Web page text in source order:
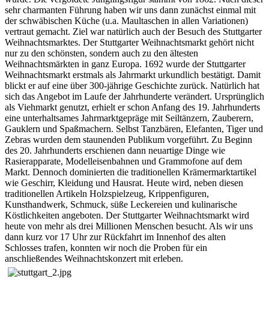
sehr charmanten Führung haben wir uns dann zunächst einmal mit
der schwäbischen Küche (u.a. Maultaschen in allen Variationen)
vertraut gemacht. Ziel war natürlich auch der Besuch des Stuttgarter
Weihnachtsmarktes. Der Stuttgarter Weihnachtsmarkt gehört nicht
nur zu den schönsten, sondern auch zu den ältesten
Weihnachtsmärkten in ganz Europa. 1692 wurde der Stuttgarter
Weihnachtsmarkt erstmals als Jahrmarkt urkundlich bestätigt. Damit
blickt er auf eine über 300-jährige Geschichte zurück. Natürlich hat
sich das Angebot im Laufe der Jahrhunderte verändert. Ursprünglich
als Viehmarkt genutzt, erhielt er schon Anfang des 19. Jahrhunderts
eine unterhaltsames Jahrmarktgepräge mit Seiltänzern, Zauberern,
Gauklern und Spaßmachern. Selbst Tanzbären, Elefanten, Tiger und
Zebras wurden dem staunenden Publikum vorgeführt. Zu Beginn
des 20. Jahrhunderts erschienen dann neuartige Dinge wie
Rasierapparate, Modelleisenbahnen und Grammofone auf dem
Markt. Dennoch dominierten die traditionellen Krämermarktartikel
wie Geschirr, Kleidung und Hausrat. Heute wird, neben diesen
traditionellen Artikeln Holzspielzeug, Krippenfiguren,
Kunsthandwerk, Schmuck, süße Leckereien und kulinarische
Köstlichkeiten angeboten. Der Stuttgarter Weihnachtsmarkt wird
heute von mehr als drei Millionen Menschen besucht. Als wir uns
dann kurz vor 17 Uhr zur Rückfahrt im Innenhof des alten
Schlosses trafen, konnten wir noch die Proben für ein
anschließendes Weihnachtskonzert mit erleben.